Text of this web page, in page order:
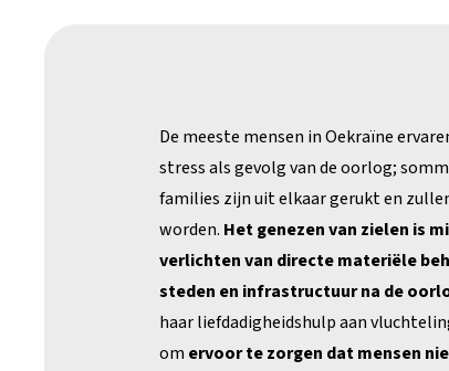
De meeste mensen in Oekraïne
stress als gevolg van de oorlog;
families zijn uit elkaar gerukt en
worden. Het genezen van zielen is
verlichten van directe materiële
steden en infrastructuur na de
haar liefdadigheidshulp aan
om ervoor te zorgen dat mensen